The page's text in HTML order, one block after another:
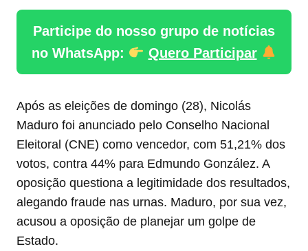
Participe do nosso grupo de notícias
no WhatsApp:
Quero Participar
Após as eleições de domingo (28), Nicolás
Maduro foi anunciado pelo Conselho Nacional
Eleitoral (CNE) como vencedor, com 51,21% dos
votos, contra 44% para Edmundo González. A
oposição questiona a legitimidade dos resultados,
alegando fraude nas urnas. Maduro, por sua vez,
acusou a oposição de planejar um golpe de
Estado.